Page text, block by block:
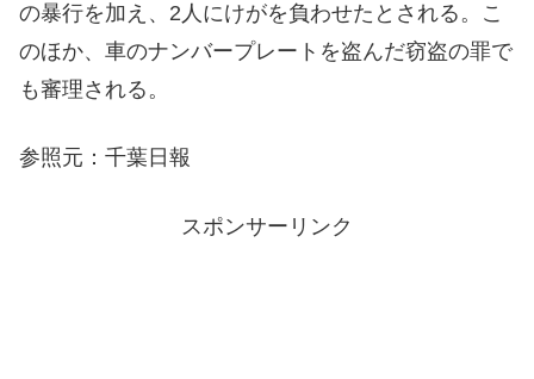
の暴行を加え、2人にけがを負わせたとされる。こ
のほか、車のナンバープレートを盗んだ窃盗の罪で
も審理される。
参照元：千葉日報
スポンサーリンク